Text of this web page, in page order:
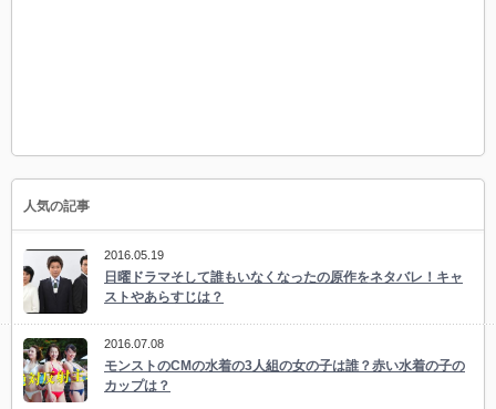
人気の記事
2016.05.19
日曜ドラマそして誰もいなくなったの原作をネタバレ！キャ
ストやあらすじは？
2016.07.08
モンストのCMの水着の3人組の女の子は誰？赤い水着の子の
カップは？